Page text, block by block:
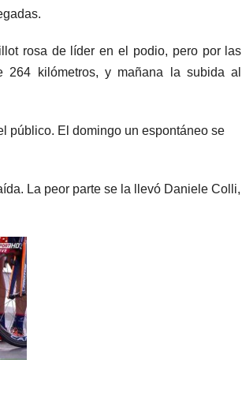
rosa de líder en el podio, pero por las
kilómetros, y mañana la subida al
público. El domingo un espontáneo se
La peor parte se la llevó Daniele Colli,